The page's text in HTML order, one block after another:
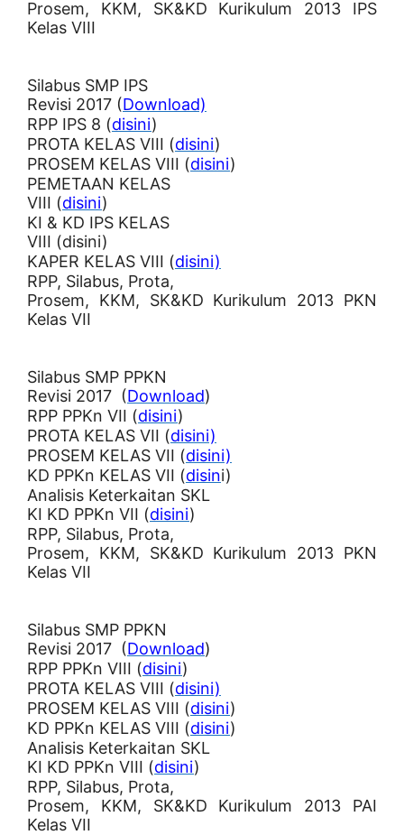
Prosem, KKM, SK&KD Kurikulum 2013 IPS
Kelas VIII
Silabus SMP IPS
Revisi 2017 (Download)
RPP IPS 8 (disini)
PROTA KELAS VIII (disini)
PROSEM KELAS VIII (disini)
PEMETAAN KELAS
VIII (disini)
KI & KD IPS KELAS
VIII (disini)
KAPER KELAS VIII (disini)
RPP, Silabus, Prota,
Prosem, KKM, SK&KD Kurikulum 2013 PKN
Kelas VII
Silabus SMP PPKN
Revisi 2017 (Download)
RPP PPKn VII (disini)
PROTA KELAS VII (disini)
PROSEM KELAS VII (disini)
KD PPKn KELAS VII (disini)
Analisis Keterkaitan SKL
KI KD PPKn VII (disini)
RPP, Silabus, Prota,
Prosem, KKM, SK&KD Kurikulum 2013 PKN
Kelas VII
Silabus SMP PPKN
Revisi 2017 (Download)
RPP PPKn VIII (disini)
PROTA KELAS VIII (disini)
PROSEM KELAS VIII (disini)
KD PPKn KELAS VIII (disini)
Analisis Keterkaitan SKL
KI KD PPKn VIII (disini)
RPP, Silabus, Prota,
Prosem, KKM, SK&KD Kurikulum 2013 PAI
Kelas VII